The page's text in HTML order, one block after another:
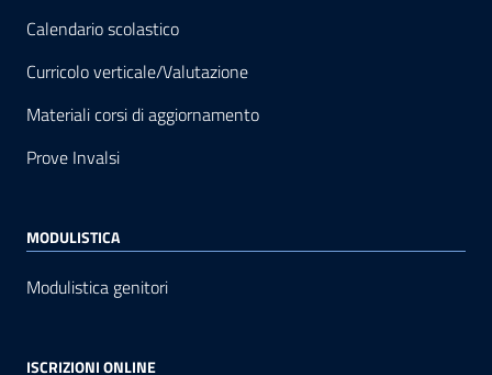
Calendario scolastico
Curricolo verticale/Valutazione
Materiali corsi di aggiornamento
Prove Invalsi
MODULISTICA
Modulistica genitori
ISCRIZIONI ONLINE